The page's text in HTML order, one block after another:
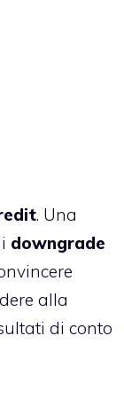
. Una
downgrade
alla
di conto